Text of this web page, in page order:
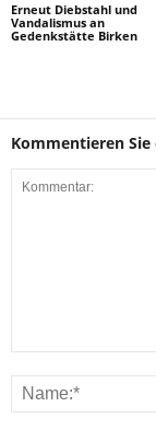
Erneut Diebstahl und
Vandalismus an
Gedenkstätte Birken
Kommentieren